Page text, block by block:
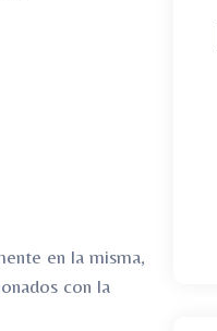
en la misma,
con la